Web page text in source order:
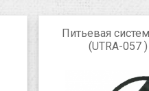
Питьевая
(UTRA-057